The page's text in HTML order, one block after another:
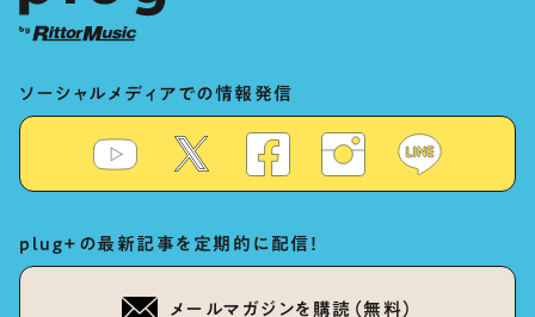
ソーシャルメディアでの情報発信
plug+の最新記事を定期的に配信！
メールマガジンを購読（無料）